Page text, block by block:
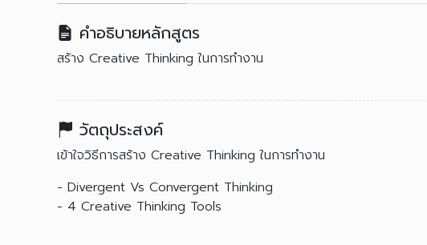
คำอธิบายหลักสูตร
สร้าง Creative Thinking ในการทำงาน
วัตถุประสงค์
เข้าใจวิธีการสร้าง Creative Thinking ในการทำงาน
- Divergent Vs Convergent Thinking
- 4 Creative Thinking Tools